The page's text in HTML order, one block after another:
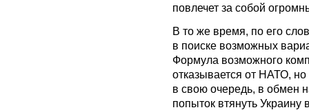
повлечет за собой
В то же время, по его
в поиске возможных
Формула возможного
отказывается от НАТО,
в свою очередь, в обмен
попыток втянуть